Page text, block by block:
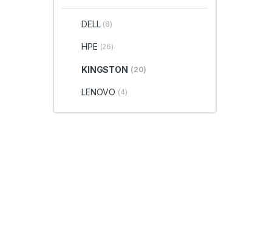
DELL (8)
HPE (26)
KINGSTON (20)
LENOVO (4)